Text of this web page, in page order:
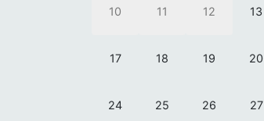
10 11 12 13
17 18 19 20
24 25 26 27